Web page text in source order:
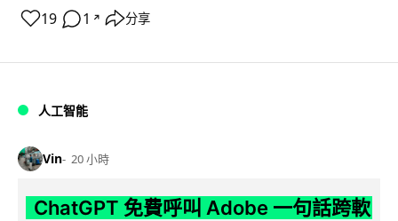
19 1 ↗ 分享
人工智能
Vin 20 小時
ChatGPT 免費呼叫 Adobe 一句話跨軟